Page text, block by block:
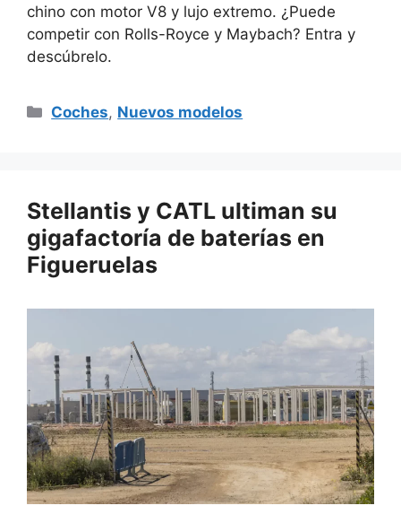
chino con motor V8 y lujo extremo. ¿Puede
competir con Rolls-Royce y Maybach? Entra y
descúbrelo.
Categorías
Coches, Nuevos modelos
Stellantis y CATL ultiman su
gigafactoría de baterías en
Figueruelas